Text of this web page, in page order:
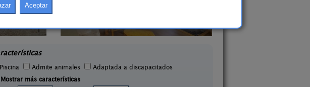
Piscina Admite animales
Adaptada a discapacitados
Mostrar más características